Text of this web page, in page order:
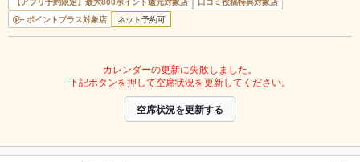
ポイントプラス対象店
ネット予約可
カレンダーの更新に失敗しました。
下記ボタンを押して空席状況を更新してください。
空席状況を更新する